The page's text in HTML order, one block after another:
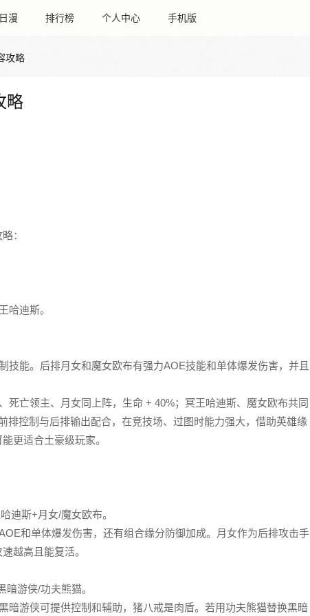
日漫 排行榜 个人中心 手机版
攻略
略
：
哈迪斯。
技能。后排月女和魔女欧布有强力AOE技能和单体爆发伤害，并且
死亡领主、月女同上阵，生命 + 40%；冥王哈迪斯、魔女欧布共同
排控制与后排输出配合，在竞技场、过图时能力强大，借助英雄缘
更适合土豪级玩家。
迪斯+月女/魔女欧布。
和单体爆发伤害，还有组合缘分防御加成。月女作为后排攻击手
越高且能复活。
游侠/功夫熊猫。
暗游侠可提供控制和辅助，猪八戒是肉盾。若用功夫熊猫替换黑暗